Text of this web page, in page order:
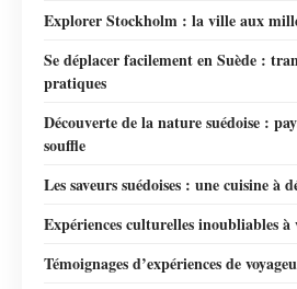
Explorer Stockholm : la ville aux
Se déplacer facilement en Suède :
pratiques
Découverte de la nature suédoise :
souffle
Les saveurs suédoises : une cuisine à
Expériences culturelles inoubliables à
Témoignages d’expériences de